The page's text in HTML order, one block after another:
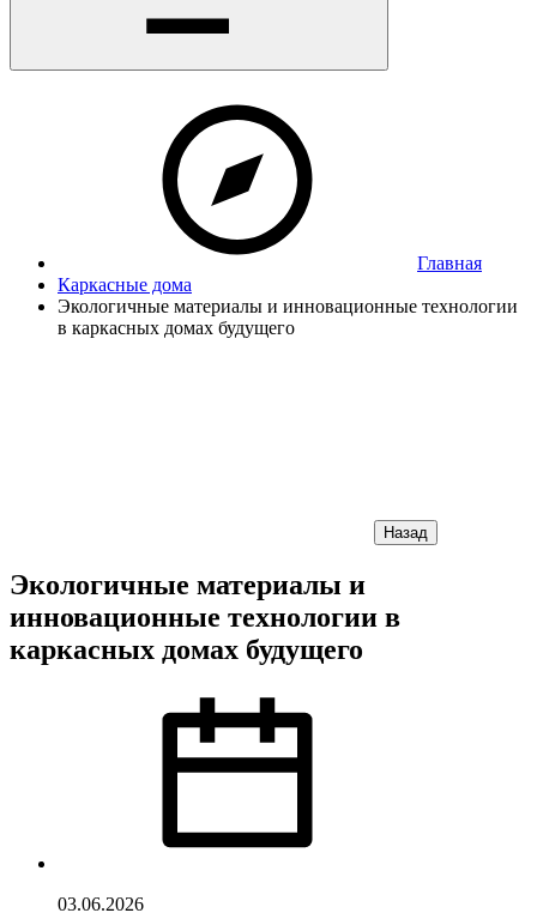
Главная
Каркасные дома
Экологичные материалы и инновационные технологии
в каркасных домах будущего
Назад
Экологичные материалы и
инновационные технологии в
каркасных домах будущего
03.06.2026